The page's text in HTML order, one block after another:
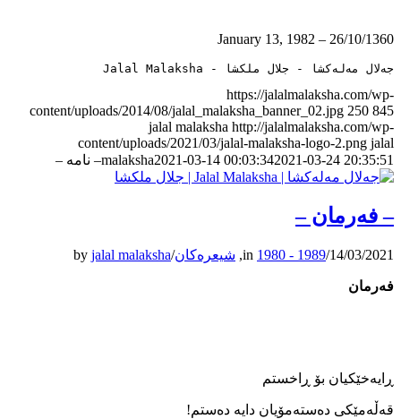
26/10/1360 – January 13, 1982
جەلال مەلەکشا - جلال ملکشا - Jalal Malaksha
https://jalalmalaksha.com/wp-
content/uploads/2014/08/jalal_malaksha_banner_02.jpg 250 845
jalal malaksha http://jalalmalaksha.com/wp-
content/uploads/2021/03/jalal-malaksha-logo-2.png jalal
malaksha2021-03-14 00:03:342021-03-24 20:35:51 – نامه –
– فه‌رمان –
14/03/2021
/
in 1980 - 1989
, شیعرەکان/
by jalal malaksha
فه‌رمان
ڕایه‌خێکیان بۆ ڕاخستم
قه‌ڵه‌مێکی ده‌سته‌مۆیان دایه‌ ده‌ستم!